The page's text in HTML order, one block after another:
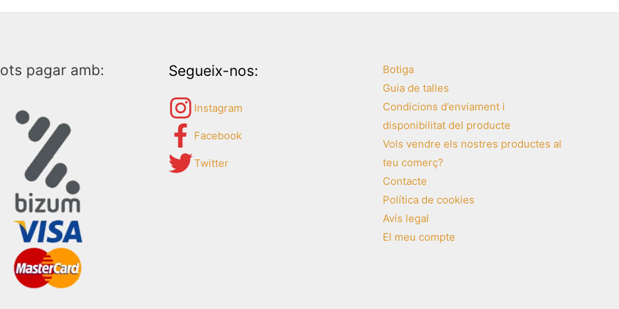
pagar amb: Segueix-nos:
Instagram
Facebook
Twitter
Botiga
Guia de talles
Condicions d’enviament i
disponibilitat del producte
Vols vendre els nostres productes al
teu comerç?
Contacte
Política de cookies
Avís legal
El meu compte